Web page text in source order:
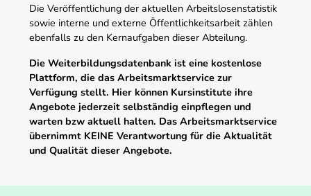
Die Veröffentlichung der aktuellen Arbeitslosenstatistik
sowie interne und externe Öffentlichkeitsarbeit zählen
ebenfalls zu den Kernaufgaben dieser Abteilung.
Die Weiterbildungsdatenbank ist eine kostenlose
Plattform, die das Arbeitsmarktservice zur
Verfügung stellt. Hier können Kursinstitute ihre
Angebote jederzeit selbständig einpflegen und
warten bzw aktuell halten. Das Arbeitsmarktservice
übernimmt KEINE Verantwortung für die Aktualität
und Qualität dieser Angebote.